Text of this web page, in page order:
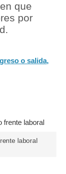
que
por
o salida,
laboral